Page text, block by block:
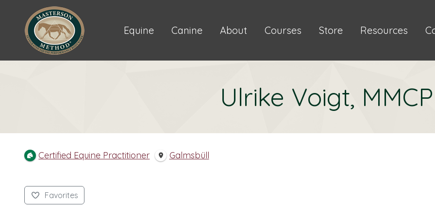
Equine Canine About Courses Store Resources
Ulrike Voigt, MMCP
Certified Equine Practitioner Galmsbüll
Favorites